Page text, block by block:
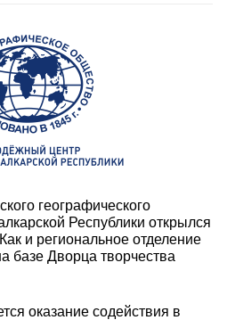
географического
Республики открылся
и региональное отделение
базе Дворца творчества
оказание содействия в